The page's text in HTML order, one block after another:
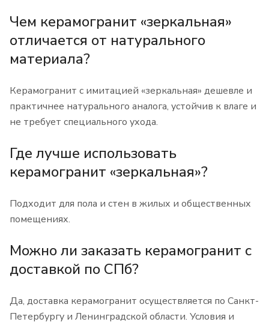
Чем керамогранит «зеркальная»
отличается от натурального
материала?
Керамогранит с имитацией «зеркальная» дешевле и
практичнее натурального аналога, устойчив к влаге и
не требует специального ухода.
Где лучше использовать
керамогранит «зеркальная»?
Подходит для пола и стен в жилых и общественных
помещениях.
Можно ли заказать керамогранит с
доставкой по СПб?
Да, доставка керамогранит осуществляется по Санкт-
Петербургу и Ленинградской области. Условия и